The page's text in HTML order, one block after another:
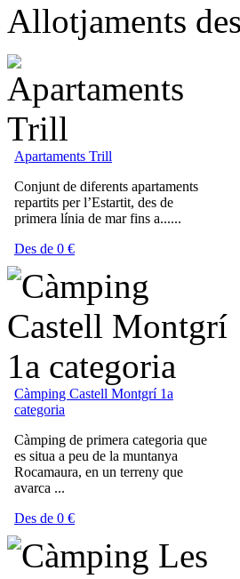
Allotjaments
Apartaments Trill
Conjunt de diferents apartaments
repartits per l’Estartit, des de
primera línia de mar fins a......
Des de 0 €
Càmping Castell Montgrí 1a
categoria
Càmping de primera categoria que
es situa a peu de la muntanya
Rocamaura, en un terreny que
avarca ...
Des de 0 €